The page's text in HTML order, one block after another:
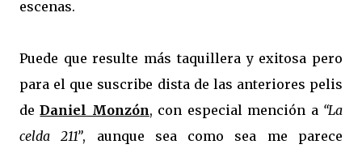
escenas.
Puede que resulte más taquillera y exitosa pero
para el que suscribe dista de las anteriores pelis
deDaniel Monzón, con especial mención a “La
celda 211”, aunque sea como sea me parece